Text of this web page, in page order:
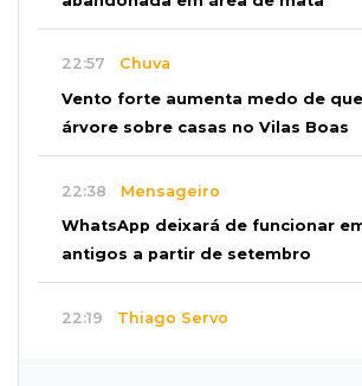
22:57 Chuva
Vento forte aumenta medo de
árvore sobre casas no Vilas Boas
22:38 Mensageiro
WhatsApp deixará de funcionar
antigos a partir de setembro
22:19 Thiago Servo